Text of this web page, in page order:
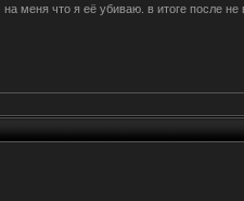
меня что я её убиваю. в итоге после